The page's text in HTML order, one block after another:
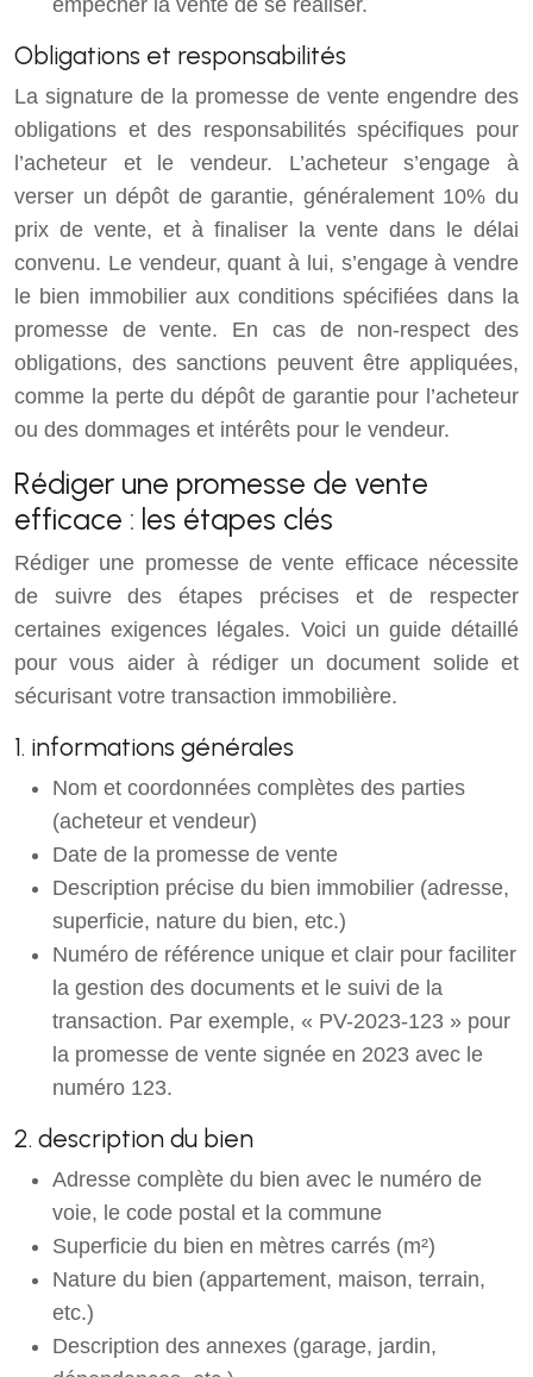
Obligations et responsabilités
La signature de la promesse de vente engendre des
obligations et des responsabilités spécifiques pour
l’acheteur et le vendeur. L’acheteur s’engage à
verser un dépôt de garantie, généralement 10% du
prix de vente, et à finaliser la vente dans le délai
convenu. Le vendeur, quant à lui, s’engage à vendre
le bien immobilier aux conditions spécifiées dans la
promesse de vente. En cas de non-respect des
obligations, des sanctions peuvent être appliquées,
comme la perte du dépôt de garantie pour l’acheteur
ou des dommages et intérêts pour le vendeur.
Rédiger une promesse de vente
efficace : les étapes clés
Rédiger une promesse de vente efficace nécessite
de suivre des étapes précises et de respecter
certaines exigences légales. Voici un guide détaillé
pour vous aider à rédiger un document solide et
sécurisant votre transaction immobilière.
1. informations générales
Nom et coordonnées complètes des parties
(acheteur et vendeur)
Date de la promesse de vente
Description précise du bien immobilier (adresse,
superficie, nature du bien, etc.)
Numéro de référence unique et clair pour faciliter
la gestion des documents et le suivi de la
transaction. Par exemple, « PV-2023-123 » pour
la promesse de vente signée en 2023 avec le
numéro 123.
2. description du bien
Adresse complète du bien avec le numéro de
voie, le code postal et la commune
Superficie du bien en mètres carrés (m²)
Nature du bien (appartement, maison, terrain,
etc.)
Description des annexes (garage, jardin,